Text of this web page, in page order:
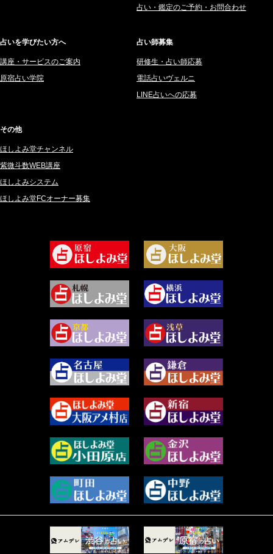
サーペント (92)
さてら (94)
桜望巴千 (270)
綺咲みゆき (22)
比呂 酒井 (59)
ロザリン (157)
坂宮 鈴果 (82)
尾羽奈美海 (95)
藻那ムール (2)
白丸モカ (180)
水浅葱 旬時 (150)
阿佐霧 峰麿 (37)
源 彩乃 (65)
美月マーシャ (211)
芽百マミム (737)
真巳華 - Mamika - (267)
プラタ 真寿 (164)
紅月Luru (4)
ルーカス伽豆海 (1111)
2024年12月 (57)
2024年11月 (38)
2024年10月 (36)
2024年9月 (39)
2024年8月 (45)
2024年5月 (92)
2024年3月 (49)
2024年2月 (40)
2024年1月 (63)
2023年12月 (86)
2023年11月 (67)
2023年10月 (36)
2023年9月 (37)
2023年8月 (46)
2023年7月 (59)
2023年6月 (73)
2023年5月 (67)
2023年4月 (73)
2023年2月 (99)
占い・鑑定のご予約・お問合わせ
占いを学びたい方へ
講座・サービスのご案内
原宿占い学院
占い師募集
研修生・占い師応募
電話占いヴェルニ
LINE占いへの応募
その他
ほしよみ堂チャンネル
紫微斗数WEB講座
ほしよみシステム
ほしよみ堂FCオーナー募集